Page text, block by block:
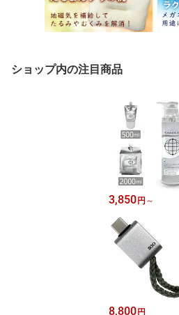
ショップ内の注目商品
3,850 円 ～
8,800 円